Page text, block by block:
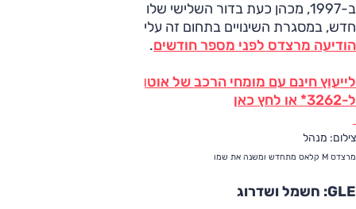
חדש, במסגרת השינויים בתחום זה עליהם
הודיעה מרצדס לפני מספר חודשים.
לייעוץ חינם עם מומחי הרכב של אוטו על כל הדגמים חייג
ל-3262* או לחץ כאן
צילום: מנהל
מרצדס M קלאס מתחדש ומשנה את שמו
GLE: חשמל ושדרוג